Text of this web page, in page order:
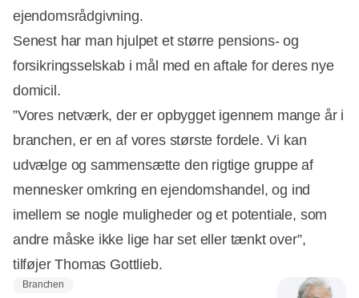
ejendomsrådgivning.
Senest har man hjulpet et større pensions- og
forsikringsselskab i mål med en aftale for deres nye
domicil.
”Vores netværk, der er opbygget igennem mange år i
branchen, er en af vores største fordele. Vi kan
udvælge og sammensætte den rigtige gruppe af
mennesker omkring en ejendomshandel, og ind
imellem se nogle muligheder og et potentiale, som
andre måske ikke lige har set eller tænkt over”,
tilføjer Thomas Gottlieb.
Branchen